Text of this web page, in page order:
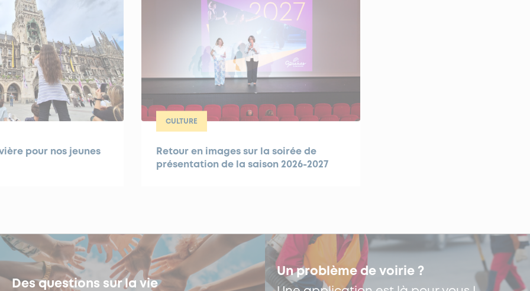
pour nos jeunes
CULTURE
Retour en images sur la soirée de
présentation de la saison 2026-2027
Des questions sur la vie
Un problème de voirie ?